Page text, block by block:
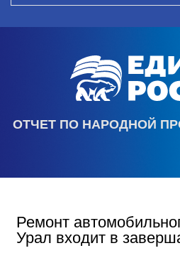
ОТЧЕТ ПО НАРОДНОЙ
Ремонт
Урал входит в